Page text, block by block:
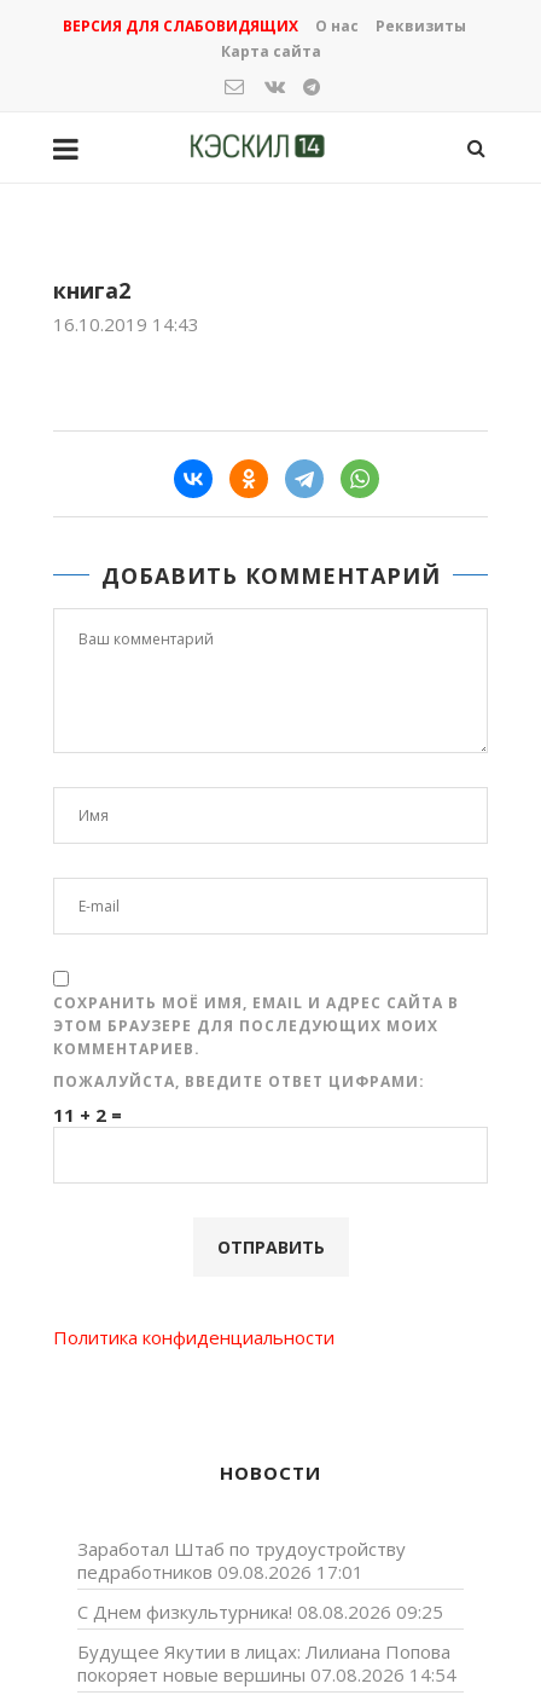
ВЕРСИЯ ДЛЯ СЛАБОВИДЯЩИХ О нас
Реквизиты
Карта сайта
книга2
16.10.2019 14:43
ДОБАВИТЬ КОММЕНТАРИЙ
СОХРАНИТЬ МОЁ ИМЯ, EMAIL И АДРЕС САЙТА В
ЭТОМ БРАУЗЕРЕ ДЛЯ ПОСЛЕДУЮЩИХ МОИХ
КОММЕНТАРИЕВ.
ПОЖАЛУЙСТА, ВВЕДИТЕ ОТВЕТ ЦИФРАМИ:
11 + 2 =
Политика конфиденциальности
НОВОСТИ
Заработал Штаб по трудоустройству
педработников 09.08.2026 17:01
С Днем физкультурника! 08.08.2026 09:25
Будущее Якутии в лицах: Лилиана Попова
покоряет новые вершины 07.08.2026 14:54